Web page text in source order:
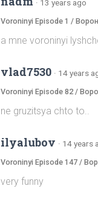
· 13 years ago
Voroninyi Episode 1 /
a mne voroninyi
vlad7530 · 14 years
Voroninyi Episode 82 /
ne gruzitsya chto to..
ilyalubov · 14 years
Voroninyi Episode 147 /
very funny